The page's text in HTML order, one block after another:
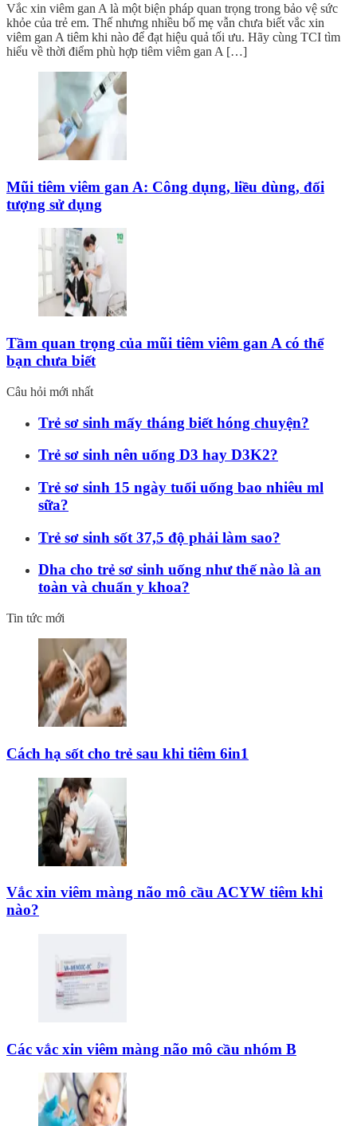
Vắc xin viêm gan A là một biện pháp quan trọng trong bảo vệ sức
khỏe của trẻ em. Thế nhưng nhiều bố mẹ vẫn chưa biết vắc xin
viêm gan A tiêm khi nào để đạt hiệu quả tối ưu. Hãy cùng TCI tìm
hiểu về thời điểm phù hợp tiêm viêm gan A […]
Mũi tiêm viêm gan A: Công dụng, liều dùng, đối
tượng sử dụng
Tầm quan trọng của mũi tiêm viêm gan A có thể
bạn chưa biết
Câu hỏi mới nhất
Trẻ sơ sinh mấy tháng biết hóng chuyện?
Trẻ sơ sinh nên uống D3 hay D3K2?
Trẻ sơ sinh 15 ngày tuổi uống bao nhiêu ml
sữa?
Trẻ sơ sinh sốt 37,5 độ phải làm sao?
Dha cho trẻ sơ sinh uống như thế nào là an
toàn và chuẩn y khoa?
Tin tức mới
Cách hạ sốt cho trẻ sau khi tiêm 6in1
Vắc xin viêm màng não mô cầu ACYW tiêm khi
nào?
Các vắc xin viêm màng não mô cầu nhóm B